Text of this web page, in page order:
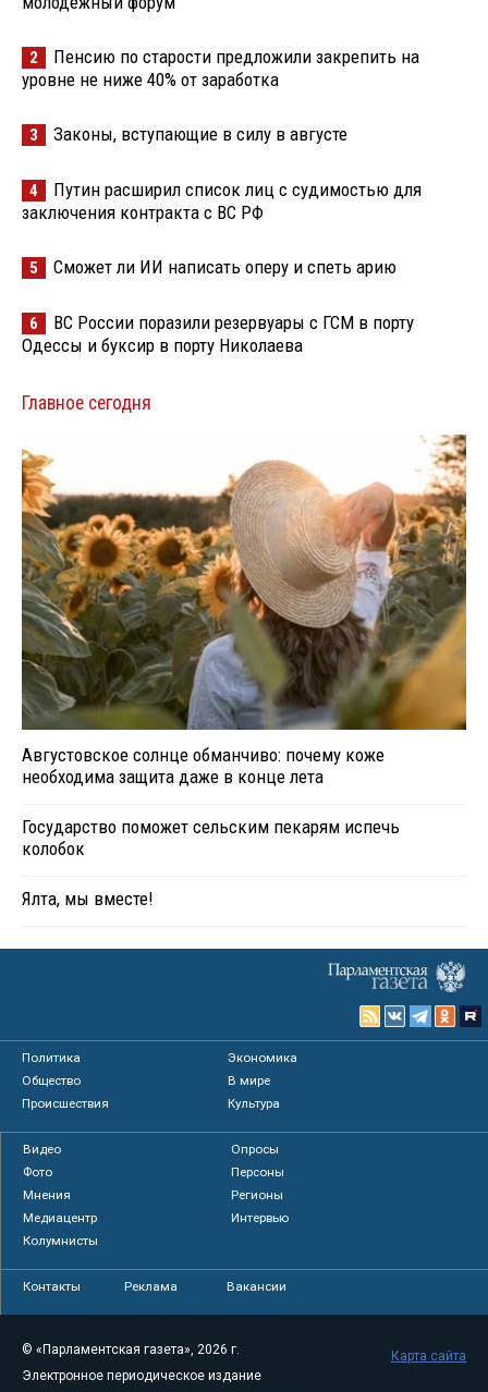
2
Пенсию по старости предложили закрепить на
уровне не ниже 40% от заработка
3 Законы, вступающие в силу в августе
4
Путин расширил список лиц с судимостью для
заключения контракта с ВС РФ
5 Сможет ли ИИ написать оперу и спеть арию
6
ВС России поразили резервуары с ГСМ в порту
Одессы и буксир в порту Николаева
Главное сегодня
Августовское солнце обманчиво: почему коже
необходима защита даже в конце лета
Государство поможет сельским пекарям испечь
колобок
Ялта, мы вместе!
Политика
Экономика
Общество
В мире
Происшествия
Культура
Видео
Опросы
Фото
Персоны
Мнения
Регионы
Медиацентр
Интервью
Колумнисты
Контакты Реклама Вакансии
© «Парламентская газета», 2026 г.
Электронное периодическое издание
Карта сайта